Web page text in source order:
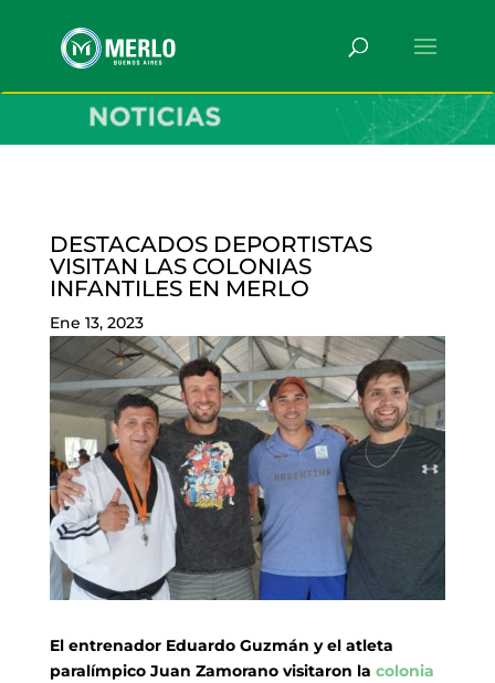
DESTACADOS DEPORTISTAS
VISITAN LAS COLONIAS
INFANTILES EN MERLO
Ene 13, 2023
El entrenador Eduardo Guzmán y el atleta
paralímpico Juan Zamorano visitaron la colonia